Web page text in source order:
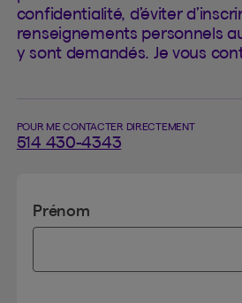
confidentialité, d’éviter
renseignements personnels
y sont demandés. Je vous
POUR ME CONTACTER DIRECTEMENT
514 430-4343
Prénom